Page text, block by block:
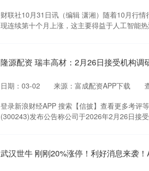
财联社10月31日讯（编辑 潇湘）随着10月行
现连续第十个月上涨，这主要得益于人工智能
隆源配资 瑞丰高材：2月26日接受机构
日期：03-02 来源：富成配资APP下载
登录新浪财经APP 搜索【信披】查看更多考评
(300243)发布公告称公司于2026年2月26日接
武汉世牛 刚刚20%涨停！利好消息来袭